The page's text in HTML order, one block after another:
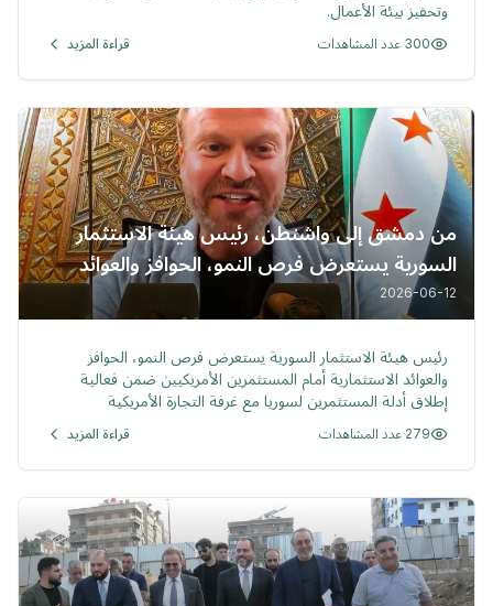
وتحفيز بيئة الأعمال.
300 عدد المشاهدات قراءة المزيد
من دمشق إلى واشنطن، رئيس هيئة الاستثمار
السورية يستعرض فرص النمو، الحوافز والعوائد
الاستثمارية أمام المستثمرين الأمريكيين
2026-06-12
رئيس هيئة الاستثمار السورية يستعرض فرص النمو، الحوافز
والعوائد الاستثمارية أمام المستثمرين الأمريكيين ضمن فعالية
إطلاق أدلة المستثمرين لسوريا مع غرفة التجارة الأمريكية
279 عدد المشاهدات قراءة المزيد